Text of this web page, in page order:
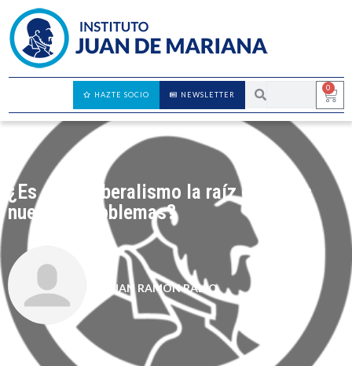
0
NEWSLETTER
HAZTE SOCIO
¿Es el neoliberalismo la raíz de todos
nuestros problemas?
JUAN RAMÓN RALLO